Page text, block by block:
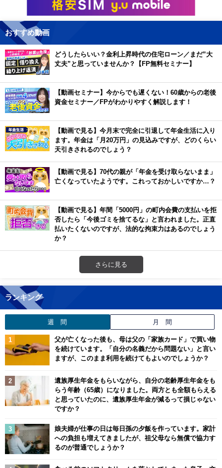
おすすめ動画
どうしたらいい？金利上昇時代の住宅ローン／まだ”大
丈夫”と思っていませんか？【FP無料セミナー】
【動画セミナー】今からでも遅くない！60歳からの老後
資金セミナー／FPがわかりやすく解説します！
【動画で見る】今月末で完全に引退して年金生活に入り
ます。年金は「月20万円」の見込みですが、どのくらい
天引きされるのでしょう？
【動画で見る】70代の親が「年金を受け取らないまま」
亡くなっていたようです。これっておかしいですか…？
【動画で見る】年間「5000円」の町内会費の支払いを拒
否したら「今後ゴミを捨てるな」と言われました。正直
払いたくないのですが、法的な拘束力はあるのでしょう
か？
さらに見る
ランキング
週 間 月 間
父が亡くなった後も、母は父の「家族カード」で買い物
を続けています。「自分の名義だから問題ない」と言い
ますが、このまま利用を続けてもよいのでしょうか？
遺族厚生年金をもらいながら、自分の老齢厚生年金をも
らう年齢（65歳）になりました。両方とも全額もらえる
と思っていたのに、遺族厚生年金が減るって損じゃない
ですか？
娘夫婦が仕事の日は毎日孫の夕飯を作っています。家計
への負担も増えてきましたが、祖父母なら無償で協力す
るのが普通でしょうか？